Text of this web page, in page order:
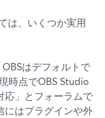
は、いくつか実用
OBSはデフォルトで
時点でOBS Studio
応」とフォーラムで
にはプラグインや外